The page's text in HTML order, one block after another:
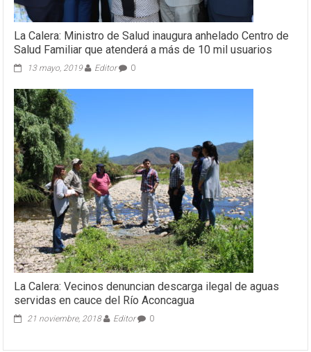
La Calera: Ministro de Salud inaugura anhelado Centro de
Salud Familiar que atenderá a más de 10 mil usuarios
13 mayo, 2019 Editor 0
La Calera: Vecinos denuncian descarga ilegal de aguas
servidas en cauce del Río Aconcagua
21 noviembre, 2018 Editor 0